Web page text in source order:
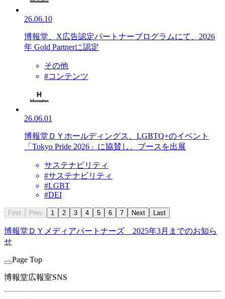
26.06.10
博報堂、X広告認定パートナープログラムにて、2026
年 Gold Partnerに認定
その他
#コンテンツ
26.06.01
博報堂ＤＹホールディングス、LGBTQ+のイベント
「Tokyo Pride 2026」に協賛し、ブースを出展
サステナビリティ
#サステナビリティ
#LGBT
#DEI
First Prev 1 2 3 4 5 6 7 Next Last
博報堂ＤＹメディアパートナーズ 2025年3月までのお知ら
せ
Page Top
博報堂広報室SNS